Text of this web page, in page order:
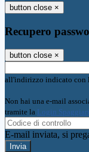
button close ×
Recupero
button close ×
all'indirizzo indicato con
Non hai una e-mail
tramite la Login Spaggiari
E-mail inviata, si